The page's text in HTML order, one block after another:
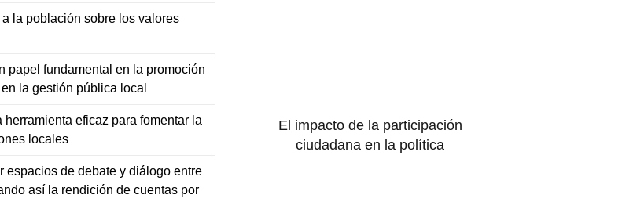
la población sobre los valores
papel fundamental en la promoción
la gestión pública local
eficaz para fomentar la
locales
espacios de debate y diálogo entre
así la rendición de cuentas por
El impacto de la participación
ciudadana en la política